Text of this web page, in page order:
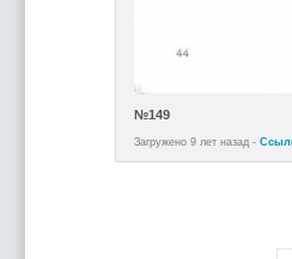
№149
Загружено 9 лет назад -